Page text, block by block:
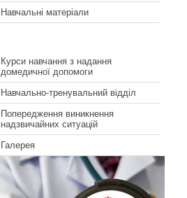
Навчальні матеріали
Курси навчання з надання
домедичної допомоги
Навчально-тренувальний відділ
Попередження виникнення
надзвичайних ситуацій
Галерея